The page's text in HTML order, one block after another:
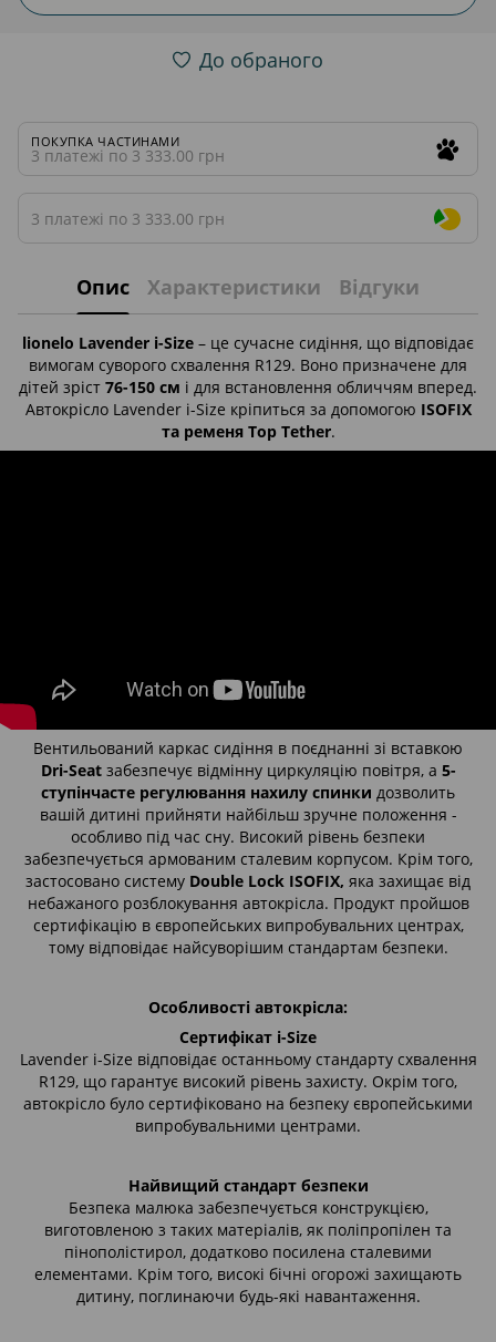
До обраного
ПОКУПКА ЧАСТИНАМИ
3 платежі по 3 333.00 грн
3 платежі по 3 333.00 грн
Опис Характеристики Відгуки
lionelo Lavender i-Size – це сучасне сидіння, що відповідає
вимогам суворого схвалення R129. Воно призначене для
дітей зріст 76-150 см і для встановлення обличчям вперед.
Автокрісло Lavender i-Size кріпиться за допомогою ISOFIX
та ременя Top Tether.
Вентильований каркас сидіння в поєднанні зі вставкою
Dri-Seatзабезпечує відмінну циркуляцію повітря, а 5-
ступінчасте регулювання нахилу спинки дозволить
вашій дитині прийняти найбільш зручне положення -
особливо під час сну. Високий рівень безпеки
забезпечується армованим сталевим корпусом. Крім того,
застосовано систему Double Lock ISOFIX, яка захищає від
небажаного розблокування автокрісла. Продукт пройшов
сертифікацію в європейських випробувальних центрах,
тому відповідає найсуворішим стандартам безпеки.
Особливості автокрісла:
Сертифікат i-Size
Lavender i-Size відповідає останньому стандарту схвалення
R129, що гарантує високий рівень захисту. Окрім того,
автокрісло було сертифіковано на безпеку європейськими
випробувальними центрами.
Найвищий стандарт безпеки
Безпека малюка забезпечується конструкцією,
виготовленою з таких матеріалів, як поліпропілен та
пінополістирол, додатково посилена сталевими
елементами. Крім того, високі бічні огорожі захищають
дитину, поглинаючи будь-які навантаження.